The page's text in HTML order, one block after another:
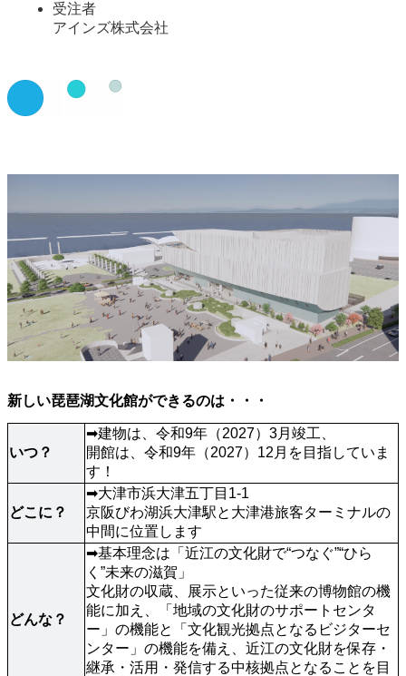
受注者
アインズ株式会社
新しい琵琶湖文化館ができるのは・・・
いつ？
➡建物は、令和9年（2027）3月竣工、
開館は、令和9年（2027）12月を目指していま
す！
どこに？
➡大津市浜大津五丁目1-1
京阪びわ湖浜大津駅と大津港旅客ターミナルの
中間に位置します
どんな？
➡基本理念は「近江の文化財で“つなぐ”“ひら
く”未来の滋賀」
文化財の収蔵、展示といった従来の博物館の機
能に加え、「地域の文化財のサポートセンタ
ー」の機能と「文化観光拠点となるビジターセ
ンター」の機能を備え、近江の文化財を保存・
継承・活用・発信する中核拠点となることを目